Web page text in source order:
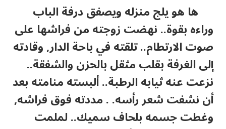
ها هو يلج منزله ويصفق درفة الباب
وراءه بقوة.. نهضت زوجته من فراشها على
صوت الارتطام.. تلقته في باحة الدار, وقادته
إلى الغرفة بقلب مثقل بالحزن والشفقة..
نزعت عنه ثيابه الرطبة.. ألبسته منامته بعد
أن نشفت شعر رأسه. . مددته فوق فراشه,
وغطت جسمه بلحاف سميك.. لملمت